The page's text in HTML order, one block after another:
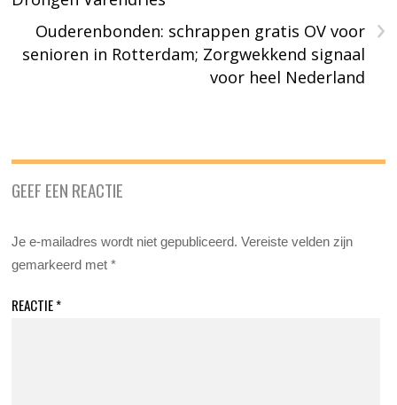
›
Ouderenbonden: schrappen gratis OV voor
senioren in Rotterdam; Zorgwekkend signaal
voor heel Nederland
GEEF EEN REACTIE
Je e-mailadres wordt niet gepubliceerd. Vereiste velden zijn
gemarkeerd met*
REACTIE*